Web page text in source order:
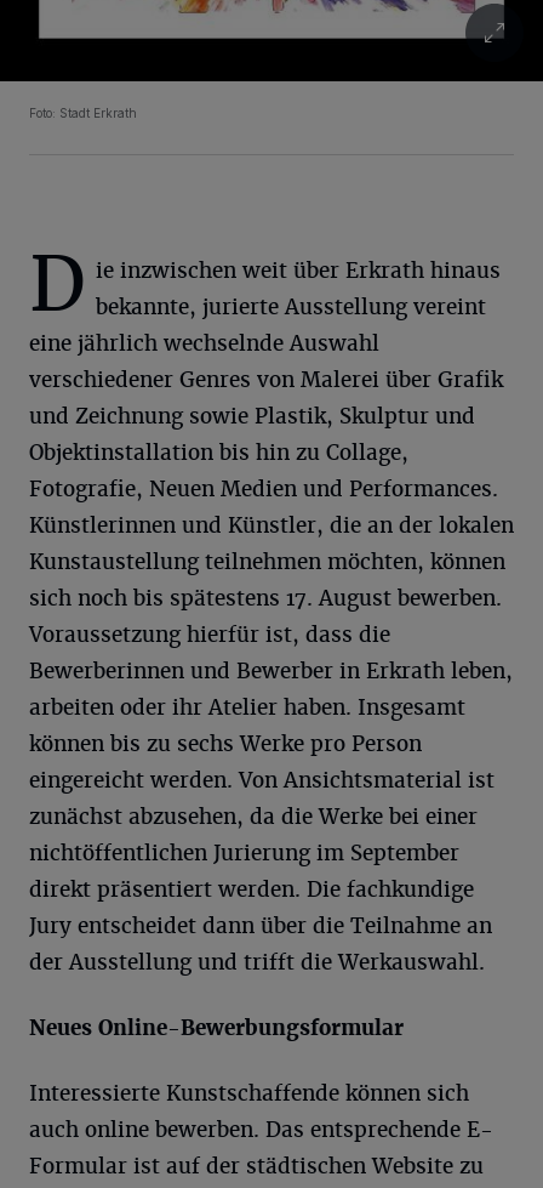
Foto: Stadt Erkrath
D ie inzwischen weit über Erkrath hinaus
bekannte, jurierte Ausstellung vereint
eine jährlich wechselnde Auswahl
verschiedener Genres von Malerei über Grafik
und Zeichnung sowie Plastik, Skulptur und
Objektinstallation bis hin zu Collage,
Fotografie, Neuen Medien und Performances.
Künstlerinnen und Künstler, die an der lokalen
Kunstaustellung teilnehmen möchten, können
sich noch bis spätestens 17. August bewerben.
Voraussetzung hierfür ist, dass die
Bewerberinnen und Bewerber in Erkrath leben,
arbeiten oder ihr Atelier haben. Insgesamt
können bis zu sechs Werke pro Person
eingereicht werden. Von Ansichtsmaterial ist
zunächst abzusehen, da die Werke bei einer
nichtöffentlichen Jurierung im September
direkt präsentiert werden. Die fachkundige
Jury entscheidet dann über die Teilnahme an
der Ausstellung und trifft die Werkauswahl.
Neues Online-Bewerbungsformular
Interessierte Kunstschaffende können sich
auch online bewerben. Das entsprechende E-
Formular ist auf der städtischen Website zu